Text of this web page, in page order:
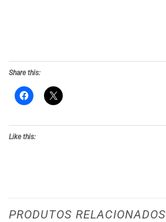
Share this:
Like this:
PRODUTOS RELACIONADOS